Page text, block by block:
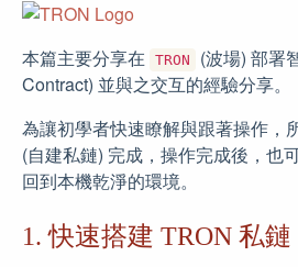
本篇主要分享在 TRON
(波場) 部署
Contract) 並與之交互的經驗分享。
為讓初學者快速瞭解與跟著操作，
(自建私鏈) 完成，操作完成後，也
回到本機乾淨的環境。
1. 快速搭建 TRON 私鏈